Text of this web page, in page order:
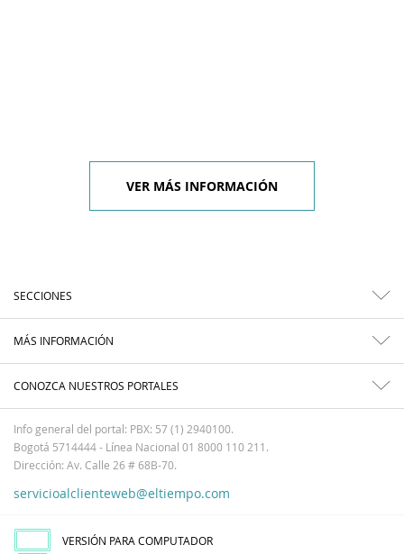
VER MÁS INFORMACIÓN
SECCIONES
MÁS INFORMACIÓN
CONOZCA NUESTROS PORTALES
Info general del portal: PBX: 57 (1) 2940100.
Bogotá 5714444 - Línea Nacional 01 8000 110 211.
Dirección: Av. Calle 26 # 68B-70.
servicioalclienteweb@eltiempo.com
VERSIÓN PARA COMPUTADOR